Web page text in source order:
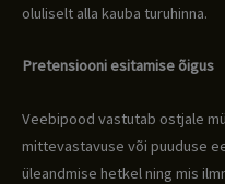
oluliselt alla kauba turuhinna.
Pretensiooni esitamise õigus
Veebipood vastutab ostjale
mittevastavuse või puuduse
üleandmise hetkel ning mis